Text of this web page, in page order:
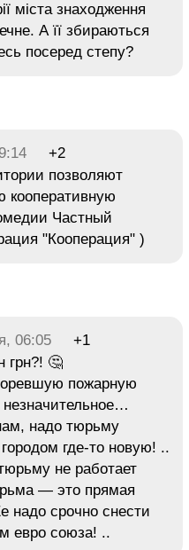
міста знаходження
А її збираються
посеред степу?
+2
позволяют
кооперативную
Частный
"Кооперация" )
06:05
+1
грн?! 🤔
пожарную
надо тюрьму
где-то новую! ..
не работает
— это прямая
надо срочно снести
евро союза! ..